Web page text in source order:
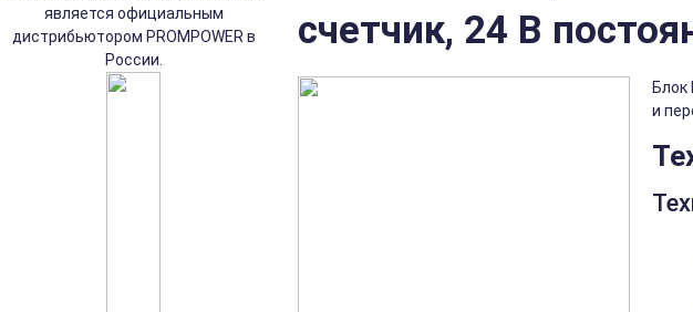
является официальным
дистрибьютором PROMPOWER в
России.
счетчик, 24 В
Блок
и